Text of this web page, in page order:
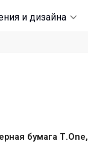
и дизайна
бумага